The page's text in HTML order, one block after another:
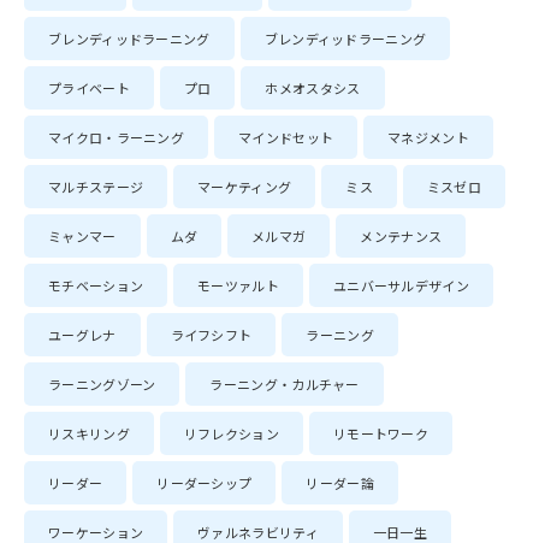
ブレンディッドラーニング ブレンディッドラーニング
プライベート プロ ホメオスタシス
マイクロ・ラーニング マインドセット マネジメント
マルチステージ マーケティング ミス ミスゼロ
ミャンマー ムダ メルマガ メンテナンス
モチベーション モーツァルト ユニバーサルデザイン
ユーグレナ ライフシフト ラーニング
ラーニングゾーン ラーニング・カルチャー
リスキリング リフレクション リモートワーク
リーダー リーダーシップ リーダー論
ワーケーション ヴァルネラビリティ 一日一生